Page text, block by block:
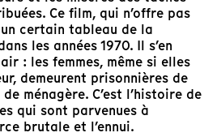
Ce film, qui n’offre pas
certain tableau de la
les années 1970. Il s’en
: les femmes, même si elles
demeurent prisonnières de
ménagère. C’est l’histoire de
qui sont parvenues à
brutale et l’ennui.